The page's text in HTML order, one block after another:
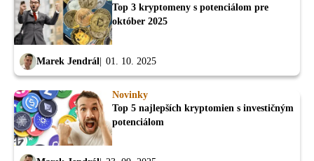
Top 3 kryptomeny s potenciálom pre
október 2025
Marek Jendrál 01. 10. 2025
Novinky
Top 5 najlepších kryptomien s investičným
potenciálom